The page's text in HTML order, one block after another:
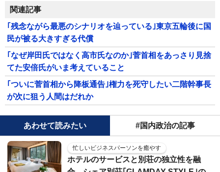
関連記事
｢残念ながら最悪のシナリオを辿っている｣東京五輪後に国
民が被る大きすぎる代償
｢なぜ岸田氏ではなく高市氏なのか｣菅首相をあっさり見捨
てた安倍氏がいま考えていること
｢ついに菅首相から降板通告｣権力を死守したい二階幹事長
が次に狙う人間はだれか
あわせて読みたい #国内政治の記事
忙しいビジネスパーソンを癒やす
ホテルのサービスと別荘の独立性を融